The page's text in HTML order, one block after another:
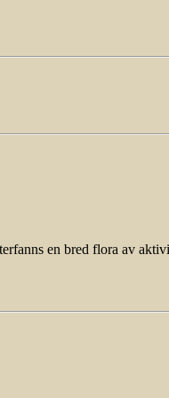
en bred flora av